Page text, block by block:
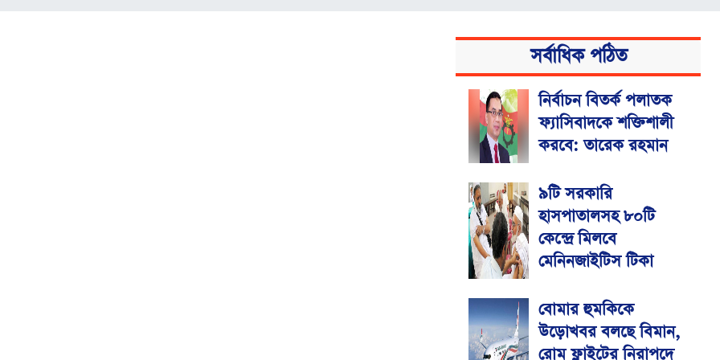
সর্বাধিক পঠিত
নির্বাচন বিতর্ক পলাতক
ফ্যাসিবাদকে শক্তিশালী
করবে: তারেক রহমান
৯টি সরকারি
হাসপাতালসহ ৮০টি
কেন্দ্রে মিলবে
মেনিনজাইটিস টিকা
বোমার হুমকিকে
উড়োখবর বলছে বিমান,
রোম ফ্লাইটের নিরাপদে